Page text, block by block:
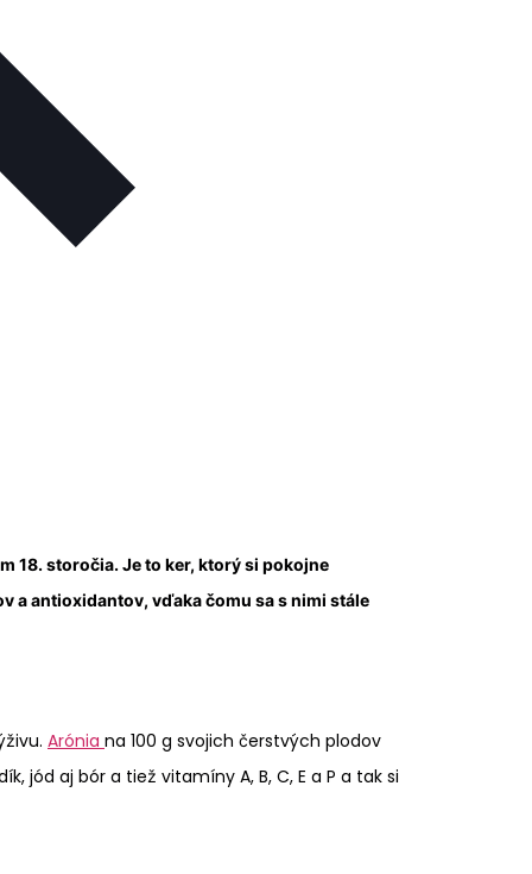
18. storočia. Je to ker, ktorý si pokojne
a antioxidantov, vďaka čomu sa s nimi stále
Arónia na 100 g svojich čerstvých plodov
jód aj bór a tiež vitamíny A, B, C, E a P a tak si